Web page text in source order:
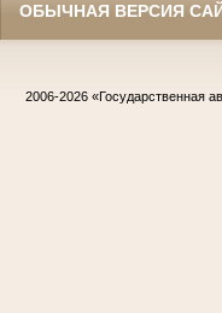
ОБЫЧНАЯ ВЕРСИЯ
2006-2026 «Государственная